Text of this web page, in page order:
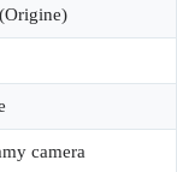
camera